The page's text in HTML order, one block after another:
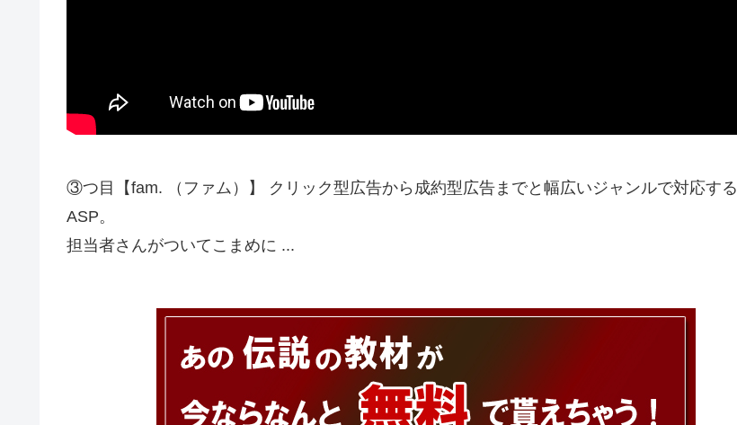
③つ目【fam. （ファム）】 クリック型広告から成約型広告までと幅広いジャンルで対応する
ASP。
担当者さんがついてこまめに ...